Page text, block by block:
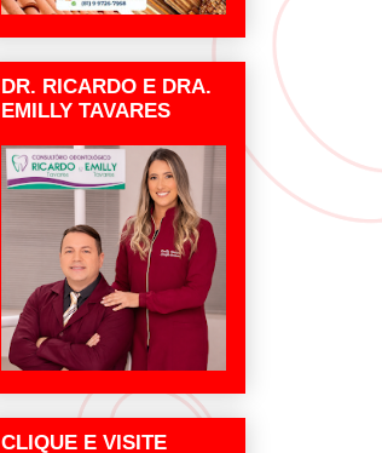
DR. RICARDO E DRA.
EMILLY TAVARES
CLIQUE E VISITE